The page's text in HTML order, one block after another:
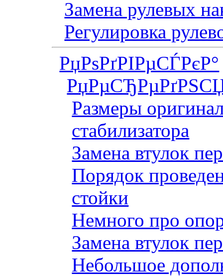
Замена рулевых
Регулировка
РџРѕРґРІРµСЃРєР°
Размеры
стабилизатора
Замена втулок
Порядок
стойки
Немного про
Замена втулок
Небольшое